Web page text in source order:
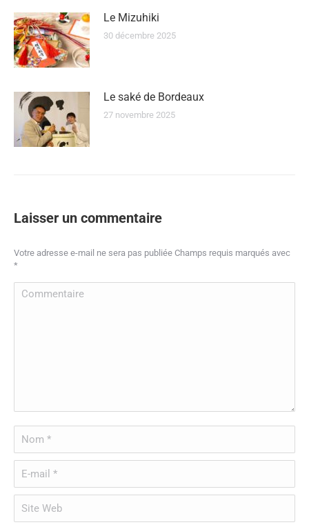
Le Mizuhiki
30 décembre 2025
Le saké de Bordeaux
27 novembre 2025
Laisser un commentaire
Votre adresse e-mail ne sera pas publiée Champs requis marqués avec
*
Commentaire
Nom *
E-mail *
Site Web